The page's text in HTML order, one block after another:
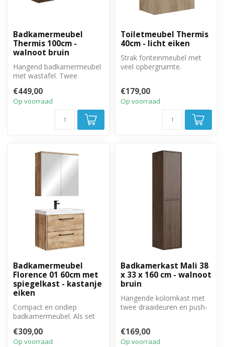
Badkamermeubel
Thermis 100cm -
walnoot bruin
Hangend badkamermeubel
met wastafel. Twee
close sluitin...
€449,00
Op voorraad
Toiletmeubel Thermis
40cm - licht eiken
Strak fonteinmeubel met
veel opbergruimte.
€179,00
Op voorraad
Badkamermeubel
Florence 01 60cm met
spiegelkast - kastanje
eiken
Compact en ondiep
badkamermeubel. Als set
spiegelkast.
€309,00
Op voorraad
Badkamerkast Mali 38
x 33 x 160 cm - walnoot
bruin
Hangende kolomkast met
twee draaideuren en push-
€169,00
Op voorraad